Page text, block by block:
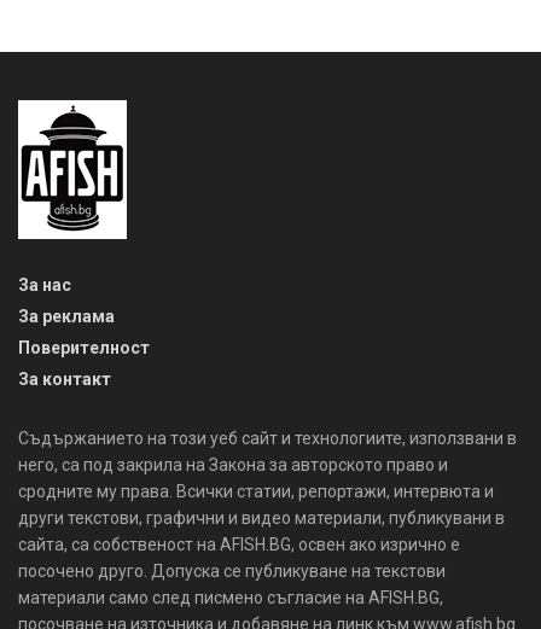
За нас
За реклама
Поверителност
За контакт
Съдържанието на този уеб сайт и технологиите, използвани в
него, са под закрила на Закона за авторското право и
сродните му права. Всички статии, репортажи, интервюта и
други текстови, графични и видео материали, публикувани в
сайта, са собственост на AFISH.BG, освен ако изрично е
посочено друго. Допуска се публикуване на текстови
материали само след писмено съгласие на AFISH.BG,
посочване на източника и добавяне на линк към www.afish.bg.